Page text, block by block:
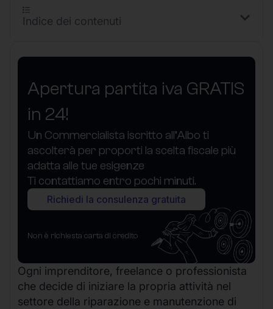
Apertura partita iva GRATIS
in 24!
Un Commercialista iscritto all’Albo ti
ascolterà per proporti la scelta fiscale più
adatta alle tue esigenze
Ti contattiamo entro pochi minuti.
Richiedi la consulenza gratuita
Non è richiesta carta di credito
Ogni imprenditore, freelance o professionista
che decide di iniziare la propria attività nel
settore della riparazione e manutenzione di
Indice dei contenuti